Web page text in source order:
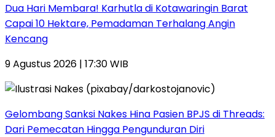
Dua Hari Membara! Karhutla di Kotawaringin Barat
Capai 10 Hektare, Pemadaman Terhalang Angin
Kencang
9 Agustus 2026 | 17:30 WIB
Gelombang Sanksi Nakes Hina Pasien BPJS di Threads:
Dari Pemecatan Hingga Pengunduran Diri